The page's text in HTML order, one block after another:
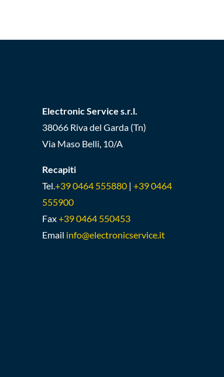
Electronic Service s.r.l.
38066 Riva del Garda (Tn)
Via Maso Belli, 10/A
Recapiti
Tel.+39 0464 555880 | +39 0464
555900
Fax+39 0464 550453
Email info@electronicservice.it